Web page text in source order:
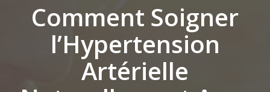
Comment Soigner
l’Hypertension
Artérielle